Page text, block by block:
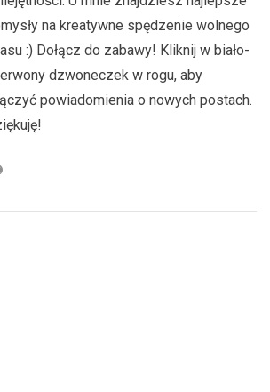
na kreatywne spędzenie wolnego
:) Dołącz do zabawy! Kliknij w biało-
dzwoneczek w rogu, aby
powiadomienia o nowych postach.